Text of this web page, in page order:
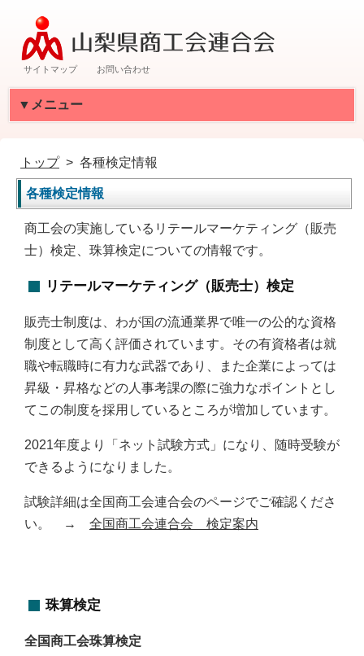
サイトマップ お問い合わせ
▼メニュー
トップ 各種検定情報
各種検定情報
商工会の実施しているリテールマーケティング（販売
士）検定、珠算検定についての情報です。
リテールマーケティング（販売士）検定
販売士制度は、わが国の流通業界で唯一の公的な資格
制度として高く評価されています。その有資格者は就
職や転職時に有力な武器であり、また企業によっては
昇級・昇格などの人事考課の際に強力なポイントとし
てこの制度を採用しているところが増加しています。
2021年度より「ネット試験方式」になり、随時受験が
できるようになりました。
試験詳細は全国商工会連合会のページでご確認くださ
い。 → 全国商工会連合会 検定案内
珠算検定
全国商工会珠算検定